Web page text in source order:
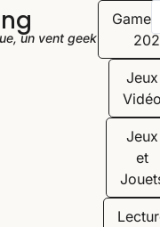
un vent geek"
Jeux
Jeux
et